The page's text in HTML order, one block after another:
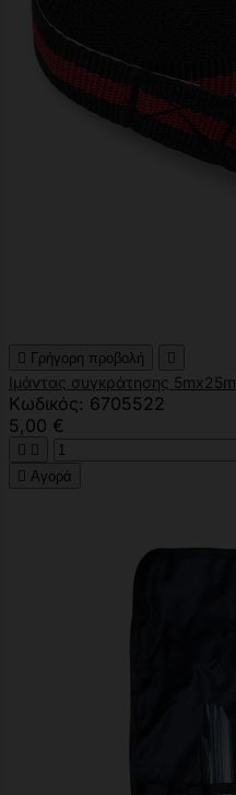
 Γρήγορη προβολή 
Ιμάντας συγκράτησης 5mx25m
Κωδικός: 6705522
5,00 €
 
 Αγορά